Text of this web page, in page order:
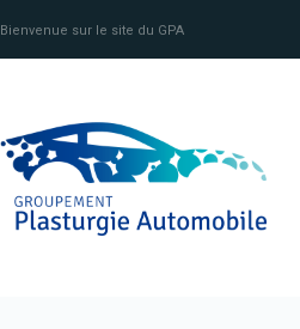
Bienvenue sur le site du GPA